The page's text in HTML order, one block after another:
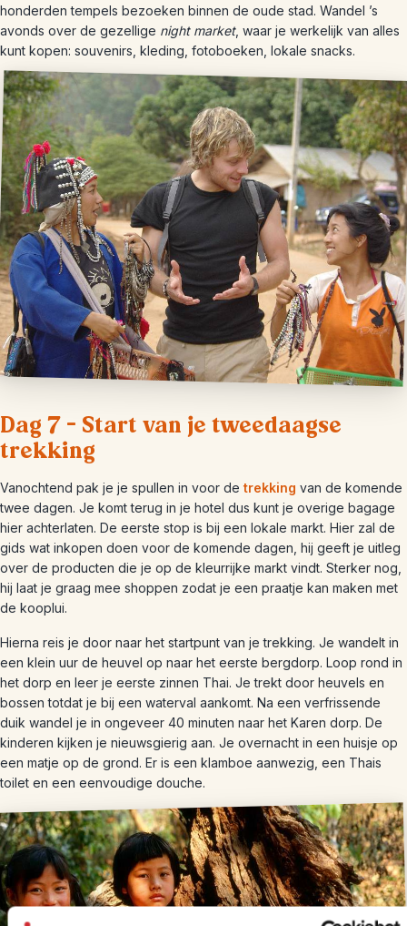
honderden tempels bezoeken binnen de oude stad. Wandel ’s
avonds over de gezellige night market, waar je werkelijk van alles
kunt kopen: souvenirs, kleding, fotoboeken, lokale snacks.
Dag 7 – Start van je tweedaagse
trekking
Vanochtend pak je je spullen in voor de trekking van de komende
twee dagen. Je komt terug in je hotel dus kunt je overige bagage
hier achterlaten. De eerste stop is bij een lokale markt. Hier zal de
gids wat inkopen doen voor de komende dagen, hij geeft je uitleg
over de producten die je op de kleurrijke markt vindt. Sterker nog,
hij laat je graag mee shoppen zodat je een praatje kan maken met
de kooplui.
Hierna reis je door naar het startpunt van je trekking. Je wandelt in
een klein uur de heuvel op naar het eerste bergdorp. Loop rond in
het dorp en leer je eerste zinnen Thai. Je trekt door heuvels en
bossen totdat je bij een waterval aankomt. Na een verfrissende
duik wandel je in ongeveer 40 minuten naar het Karen dorp. De
kinderen kijken je nieuwsgierig aan. Je overnacht in een huisje op
een matje op de grond. Er is een klamboe aanwezig, een Thais
toilet en een eenvoudige douche.